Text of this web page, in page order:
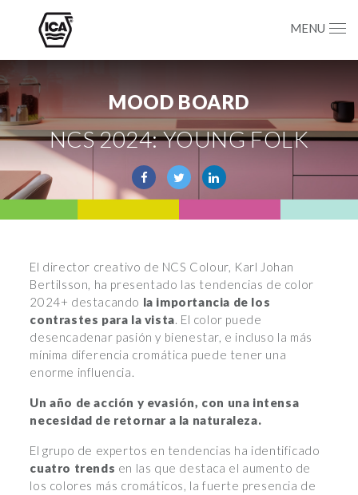
MENU
MOOD BOARD
NCS 2024: YOUNG FOLK
El director creativo de NCS Colour, Karl Johan
Bertilsson, ha presentado las tendencias de color
2024+ destacando la importancia de los
contrastes para la vista. El color puede
desencadenar pasión y bienestar, e incluso la más
mínima diferencia cromática puede tener una
enorme influencia.
Un año de acción y evasión, con una intensa
necesidad de retornar a la naturaleza.
El grupo de expertos en tendencias ha identificado
cuatro trends en las que destaca el aumento de
los colores más cromáticos, la fuerte presencia de